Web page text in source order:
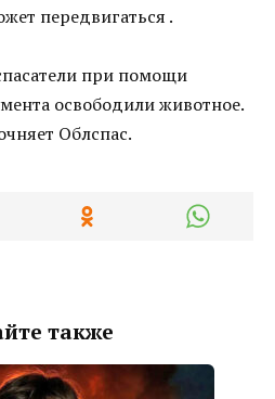
передвигаться .
при помощи
освободили животное.
Облспас.
также